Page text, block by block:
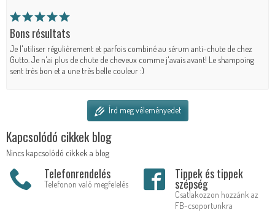
Bons résultats
Je l'utiliser régulièrement et parfois combiné au sérum anti-chute de chez
Gutto. Je n'ai plus de chute de cheveux comme j'avais avant! Le shampoing
sent très bon et a une très belle couleur :)
Írd meg véleményedet
Kapcsolódó cikkek blog
Nincs kapcsolódó cikkek a blog
Telefonrendelés
Telefonon való megfelelés
Tippek és tippek
szépség
Csatlakozzon hozzánk az
FB-csoportunkra